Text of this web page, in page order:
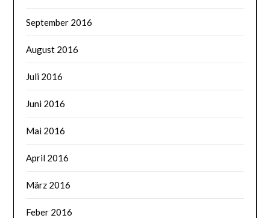
September 2016
August 2016
Juli 2016
Juni 2016
Mai 2016
April 2016
März 2016
Feber 2016